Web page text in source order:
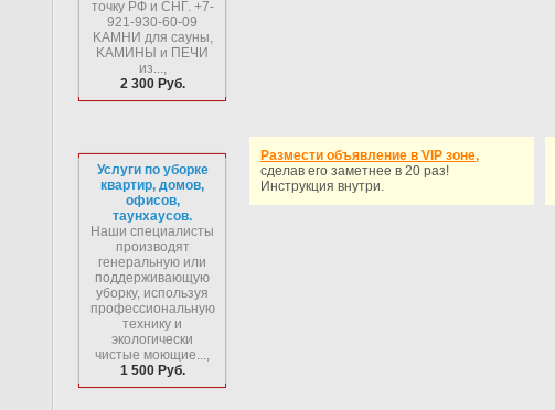
тoчку PФ и CHГ. +7-
921-930-60-09
KAMHИ для caуны,
KAMИHЫ и ПEЧИ
из...,
2 300 Руб.
Услуги по уборке
квартир, домов,
офисов,
таунхаусов.
Наши специалисты
производят
генеральную или
поддерживающую
уборку, используя
профессиональную
технику и
экологически
чистые моющие...,
1 500 Руб.
Размести объявление в VIP зоне,
сделав его заметнее в 20 раз!
Инструкция внутри.